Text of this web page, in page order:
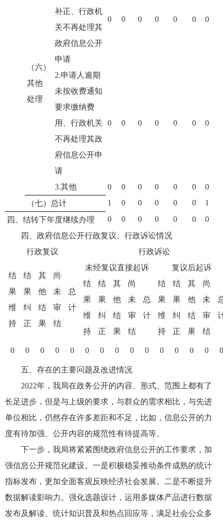
（六）
其他
处理
补正、行政机
关不再处理其
政府信息公开
申请
0 0 0 0 0 0 0
2.申请人逾期
未按收费通知
要求缴纳费
用、行政机关
不再处理其政
府信息公开申
请
0 0 0 0 0 0 0
3.其他 0 0 0 0 0 0
0
（七）总计
1 0 0 0 0 0
1
四、结转下年度继续办理
0 0 0 0 0 0
0
四、政府信息公开行政复议、行政诉讼情况
行政复议
行政诉讼
结
果
维
持
结
果
纠
正
其
他
结
果
尚
未
审
结
总
计
未经复议直接起诉
复议后起诉
结
果
维
持
结
果
纠
正
其
他
结
果
尚
未
审
结
总
计
结
果
维
持
结
果
纠
正
其
他
结
果
尚
未
审
结
0 0 0 0 0 0 0 0 0 0 0 0 0 0 0
五、存在的主要问题及改进情况
2022年，我局在政务公开的内容、形式、范围上都有了
长足进步，但是与上级的要求，与群众的需求相比，与先进
单位相比，仍然存在许多差距和不足，比如，信息公开的力
度有待加强、公开内容的规范性有待提高等。
下一步，我局将紧紧围绕政府信息公开的工作要求，加
强信息公开规范化建设。一是积极稳妥推动条件成熟的统计
指标发布，更加全面客观反映经济社会发展。二是不断提升
数据解读影响力。强化选题设计，运用多媒体产品进行数据
发布及解读、统计知识普及和热点回应等，满足社会公众多